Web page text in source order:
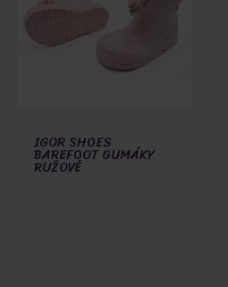
IGOR SHOES
BAREFOOT GUMÁKY
RUŽOVÉ